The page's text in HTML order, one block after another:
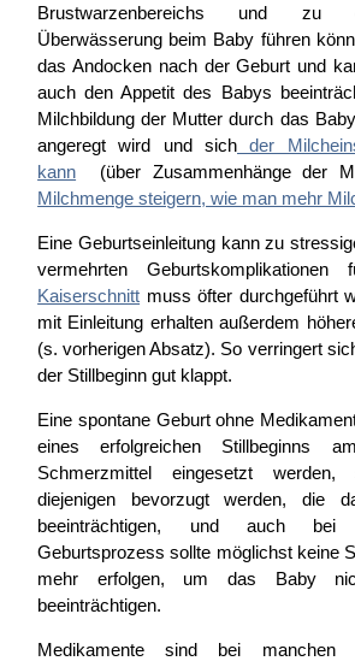
Brustwarzenbereichs und zu
Überwässerung beim Baby führen
das Andocken nach der Geburt und
auch den Appetit des Babys
Milchbildung der Mutter durch das
angeregt wird und sich der
kann (über Zusammenhänge der
Milchmenge steigern, wie man mehr
Eine Geburtseinleitung kann zu
vermehrten
Kaiserschnitt muss öfter durchgeführt
mit Einleitung erhalten außerdem
(s. vorherigen Absatz). So verringert
der Stillbeginn gut klappt.
Eine spontane Geburt ohne
eines erfolgreichen Stillbeginns
Schmerzmittel eingesetzt werden,
diejenigen bevorzugt werden, die
beeinträchtigen, und auch bei
Geburtsprozess sollte möglichst keine
mehr erfolgen, um das Baby
beeinträchtigen.
Medikamente sind bei manchen